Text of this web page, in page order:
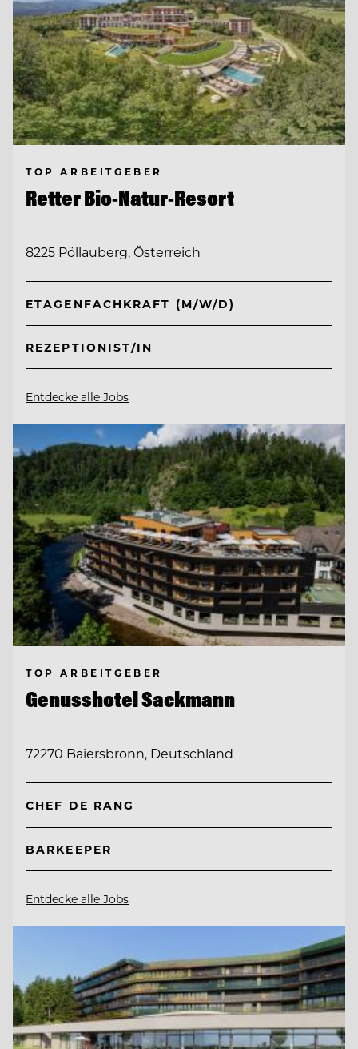
TOP ARBEITGEBER
Retter Bio-Natur-Resort
8225 Pöllauberg, Österreich
ETAGENFACHKRAFT (M/W/D)
REZEPTIONIST/IN
Entdecke alle Jobs
TOP ARBEITGEBER
Genusshotel Sackmann
72270 Baiersbronn, Deutschland
CHEF DE RANG
BARKEEPER
Entdecke alle Jobs